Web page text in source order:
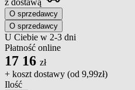
O sprzedawcy
O sprzedawcy
U Ciebie w 2-3 dni
Płatność online
17 16 zł
+ koszt dostawy (od 9,99zł)
Ilość